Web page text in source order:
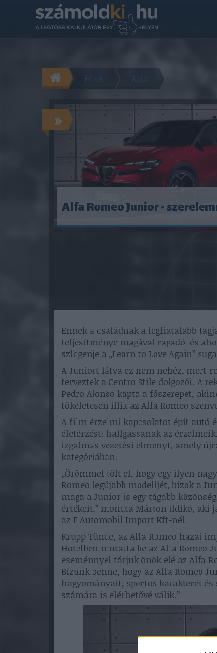
Hírek Autó
»
Alfa Romeo Junior -
Ennek a családnak a legfiatalabb
teljesítménye magával ragadó, és
szlogenje a „Learn to Love Again”
A Juniort látva ez nem nehéz, mert
terveztek a Centro Stile dolgozói. A
Pedro Alonso kapta a főszerepet,
tökéletesen illik az Alfa Romeo
A film érzelmi kapcsolatot épít autó
életérzést: hallgassanak az
izgalmas vezetési élményt, amely
kategóriában.
„Örömmel tölt el, hogy egy ilyen
Romeo legújabb modelljét, bízok a
maga a Junior is egy tágabb
értékeit.” mondta Márton Ildikó, aki
az F Automobil Import Kft-nél.
Krupp Tünde, az Alfa Romeo hazai
Hotelben mutatta be az Alfa Romeo
eseménnyel tárjuk önök elé az Alfa
Bízunk benne, hogy az Alfa Romeo
hagyományait, sportos karakterét és
számára is elérhetővé válik.”